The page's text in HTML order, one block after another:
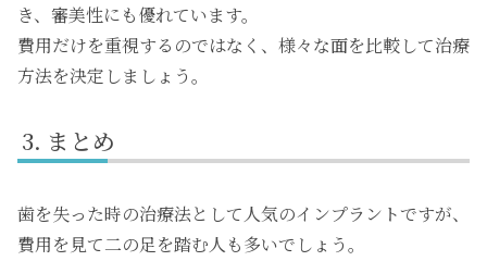
き、審美性にも優れています。
費用だけを重視するのではなく、様々な面を比較して治療
方法を決定しましょう。
まとめ
歯を失った時の治療法として人気のインプラントですが、
費用を見て二の足を踏む人も多いでしょう。